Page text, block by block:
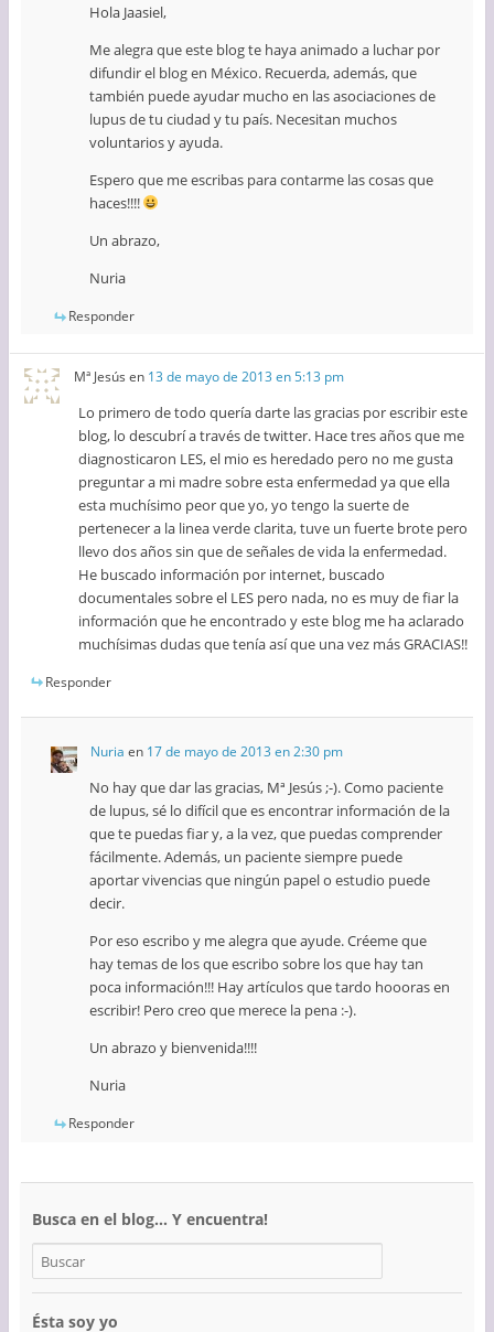
Hola Jaasiel,
Me alegra que este blog te haya animado a luchar por
difundir el blog en México. Recuerda, además, que
también puede ayudar mucho en las asociaciones de
lupus de tu ciudad y tu país. Necesitan muchos
voluntarios y ayuda.
Espero que me escribas para contarme las cosas que
haces!!!!
Un abrazo,
Nuria
Responder
Mª Jesús en 13 de mayo de 2013 en 5:13 pm
Lo primero de todo quería darte las gracias por escribir este
blog, lo descubrí a través de twitter. Hace tres años que me
diagnosticaron LES, el mio es heredado pero no me gusta
preguntar a mi madre sobre esta enfermedad ya que ella
esta muchísimo peor que yo, yo tengo la suerte de
pertenecer a la linea verde clarita, tuve un fuerte brote pero
llevo dos años sin que de señales de vida la enfermedad.
He buscado información por internet, buscado
documentales sobre el LES pero nada, no es muy de fiar la
información que he encontrado y este blog me ha aclarado
muchísimas dudas que tenía así que una vez más GRACIAS!!
Responder
Nuria en 17 de mayo de 2013 en 2:30 pm
No hay que dar las gracias, Mª Jesús ;-). Como paciente
de lupus, sé lo difícil que es encontrar información de la
que te puedas fiar y, a la vez, que puedas comprender
fácilmente. Además, un paciente siempre puede
aportar vivencias que ningún papel o estudio puede
decir.
Por eso escribo y me alegra que ayude. Créeme que
hay temas de los que escribo sobre los que hay tan
poca información!!! Hay artículos que tardo hoooras en
escribir! Pero creo que merece la pena :-).
Un abrazo y bienvenida!!!!
Nuria
Responder
Busca en el blog… Y encuentra!
Ésta soy yo